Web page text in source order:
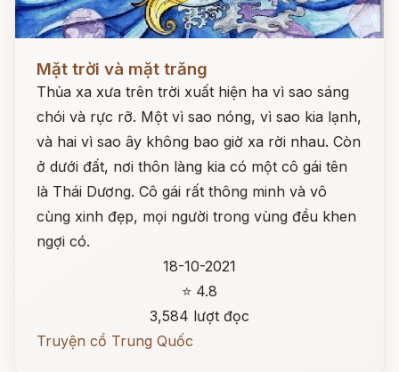
Mặt trời và mặt trăng
Thủa xa xưa trên trời xuất hiện ha vì sao sáng
chói và rực rỡ. Một vì sao nóng, vì sao kia lạnh,
và hai vì sao ây không bao giờ xa rời nhau. Còn
ở dưới đất, nơi thôn làng kia có một cô gái tên
là Thái Dương. Cô gái rất thông minh và vô
cùng xinh đẹp, mọi người trong vùng đều khen
ngợi có.
18-10-2021
⭐ 4.8
3,584 lượt đọc
Truyện cổ Trung Quốc